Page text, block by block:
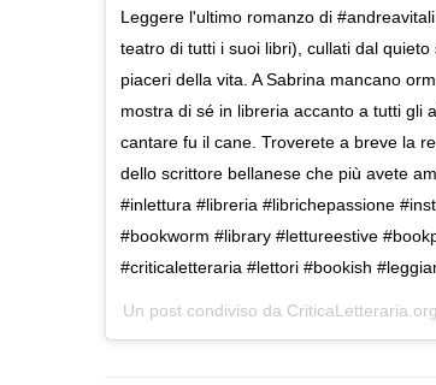
Leggere l'ultimo romanzo di
teatro di tutti i suoi libri), cullati dal
piaceri della vita. A Sabrina mancano
mostra di sé in libreria accanto a tutti gli
cantare fu il cane. Troverete a breve la
dello scrittore bellanese che più avete
#inlettura #libreria #librichepassione
#bookworm #library #lettureestive
#criticaletteraria #lettori #bookish
Un post condiviso da